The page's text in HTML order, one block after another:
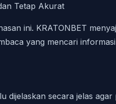
Tetap Akurat
ini. KRATONBET
yang mencari
dijelaskan secara jelas